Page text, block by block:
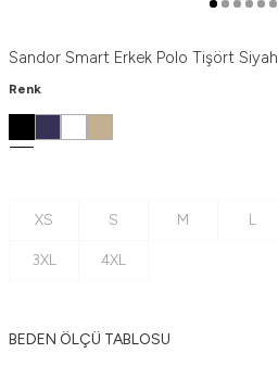
Sandor Smart Erkek Polo Tişört Siyah
Renk
XS S M L
3XL 4XL
BEDEN ÖLÇÜ TABLOSU